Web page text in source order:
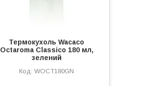
Термокухоль Wacaco
Octaroma Classico 180 мл,
зелений
WOCT180GN